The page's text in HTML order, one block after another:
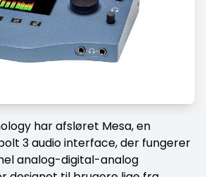
har afsløret Mesa, en
3 audio interface, der fungerer
analog-digital-analog